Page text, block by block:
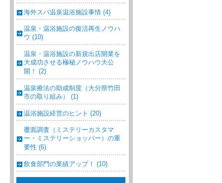
海外スパ温泉温浴施設事情 (4)
温泉・温浴施設の復活再生ノウハ
ウ (10)
温泉・温浴施設の新規出店開業を
大成功させる極秘ノウハウ大公
開！ (2)
温泉療法の助成制度（大分県竹田
市の取り組み） (1)
温浴施設経営のヒント (20)
覆面調査（ミステリーカスタマ
ー・ミステリーショッパー）の重
要性 (6)
飲食部門の業績アップ！ (10)